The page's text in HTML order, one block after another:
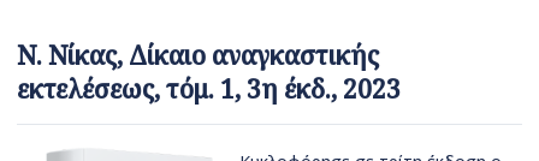
Ν. Νίκας, Δίκαιο αναγκαστικής
εκτελέσεως, τόμ. 1, 3η έκδ., 2023